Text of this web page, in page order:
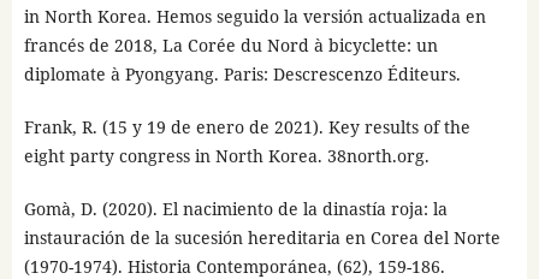
in North Korea. Hemos seguido la versión actualizada en
francés de 2018, La Corée du Nord à bicyclette: un
diplomate à Pyongyang. Paris: Descrescenzo Éditeurs.
Frank, R. (15 y 19 de enero de 2021). Key results of the
eight party congress in North Korea. 38north.org.
Gomà, D. (2020). El nacimiento de la dinastía roja: la
instauración de la sucesión hereditaria en Corea del Norte
(1970-1974). Historia Contemporánea, (62), 159-186.